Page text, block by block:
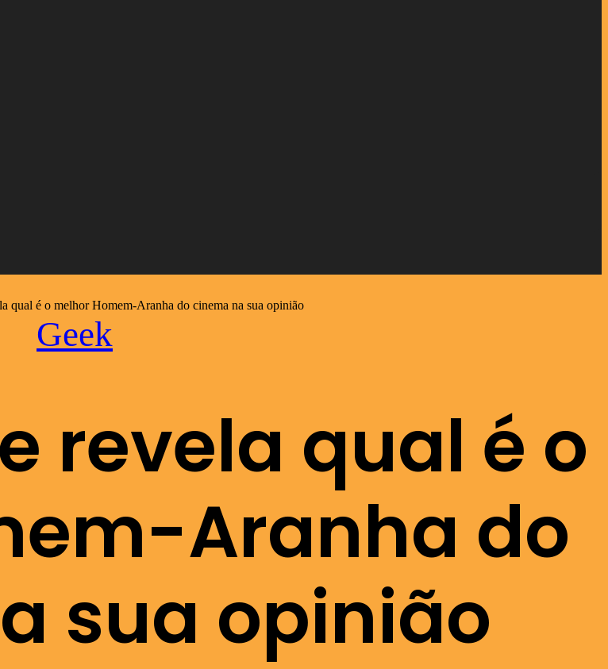
qual é o melhor Homem-Aranha do cinema na sua opinião
Geek
revela qual é o
Aranha do
sua opinião